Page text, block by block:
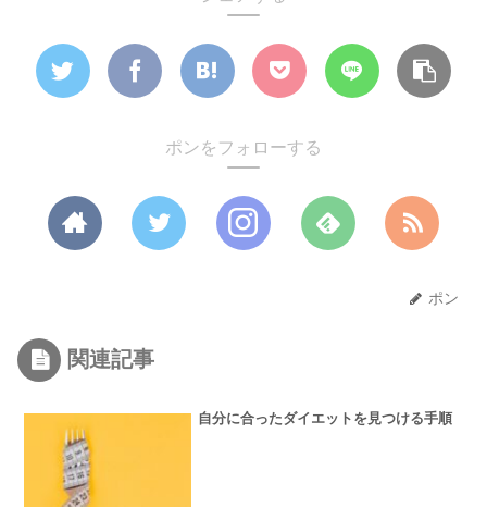
ポンをフォローする
ポン
関連記事
自分に合ったダイエットを見つける手順